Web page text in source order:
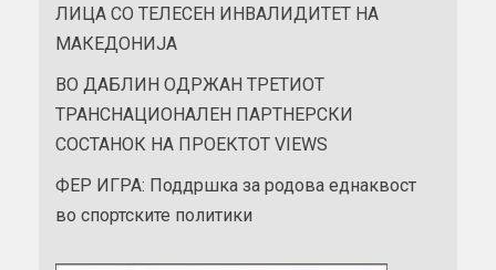
ЛИЦА СО ТЕЛЕСЕН ИНВАЛИДИТЕТ НА
МАКЕДОНИЈА
ВО ДАБЛИН ОДРЖАН ТРЕТИОТ
ТРАНСНАЦИОНАЛЕН ПАРТНЕРСКИ
СОСТАНОК НА ПРОЕКТОТ VIEWS
ФЕР ИГРА: Поддршка за родова еднаквост
во спортските политики